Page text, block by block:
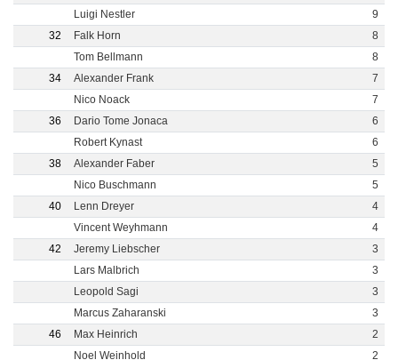
Luigi Nestler
9
32
Falk Horn
8
Tom Bellmann
8
34
Alexander Frank
7
Nico Noack
7
36
Dario Tome Jonaca
6
Robert Kynast
6
38
Alexander Faber
5
Nico Buschmann
5
40
Lenn Dreyer
4
Vincent Weyhmann
4
42
Jeremy Liebscher
3
Lars Malbrich
3
Leopold Sagi
3
Marcus Zaharanski
3
46
Max Heinrich
2
Noel Weinhold
2